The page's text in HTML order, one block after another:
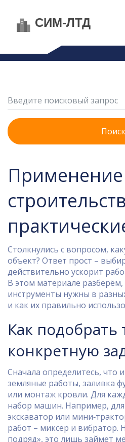
Поиск
Применение
Столкнулись с вопросом,
объект? Ответ прост –
действительно ускорит
В этом материале
инструменты нужны в
и как их правильно
Как подобрать
конкретную
Сначала определитесь, что
земляные работы, заливка
или монтаж кровли. Для
набор машин. Например,
экскаватор или
работ – миксер и вибратор.
подряд», это лишь займет